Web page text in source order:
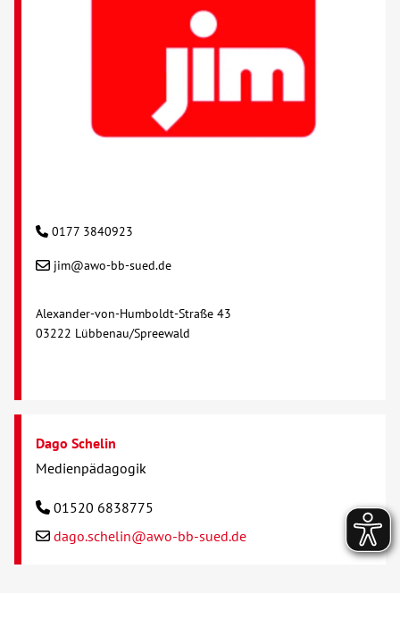
0177 3840923
jim@awo-bb-sued.de
Alexander-von-Humboldt-Straße 43
03222 Lübbenau/Spreewald
Dago Schelin
Medienpädagogik
01520 6838775
dago.schelin@awo-bb-sued.de